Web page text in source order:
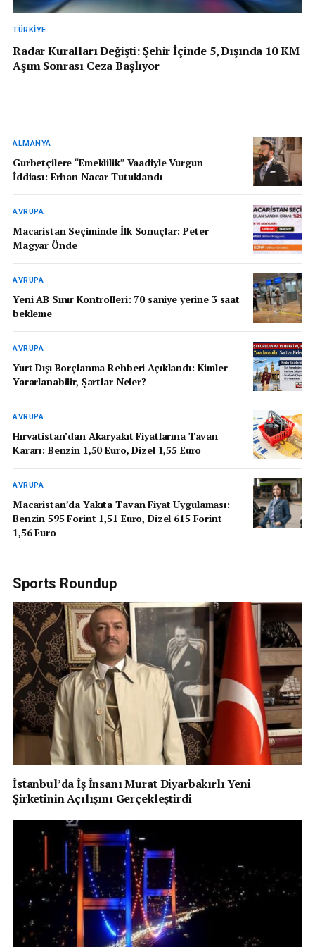
TÜRKIYE
Radar Kuralları Değişti: Şehir İçinde 5, Dışında 10 KM
Aşım Sonrası Ceza Başlıyor
ALMANYA
Gurbetçilere “Emeklilik” Vaadiyle Vurgun
İddiası: Erhan Nacar Tutuklandı
AVRUPA
Macaristan Seçiminde İlk Sonuçlar: Peter
Magyar Önde
AVRUPA
Yeni AB Sınır Kontrolleri: 70 saniye yerine 3 saat
bekleme
AVRUPA
Yurt Dışı Borçlanma Rehberi Açıklandı: Kimler
Yararlanabilir, Şartlar Neler?
AVRUPA
Hırvatistan’dan Akaryakıt Fiyatlarına Tavan
Kararı: Benzin 1,50 Euro, Dizel 1,55 Euro
AVRUPA
Macaristan’da Yakıta Tavan Fiyat Uygulaması:
Benzin 595 Forint 1,51 Euro, Dizel 615 Forint
1,56 Euro
Sports Roundup
İstanbul’da İş İnsanı Murat Diyarbakırlı Yeni
Şirketinin Açılışını Gerçekleştirdi